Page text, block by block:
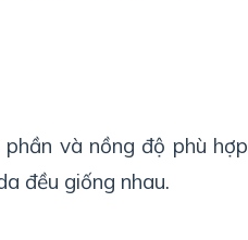
và nồng độ phù hợp
đều giống nhau.